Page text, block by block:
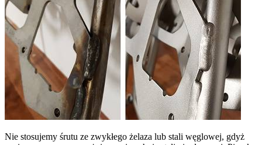
Nie stosujemy śrutu ze zwykłego żelaza lub stali węglowej, gdyż